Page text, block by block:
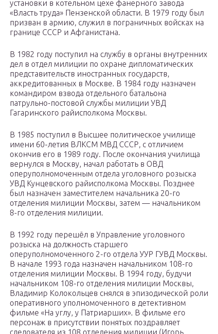
установки в котельном цехе фанерного завода
«Власть труда» Пензенской области. В 1979 году был
призван в армию, служил в пограничных войсках на
границе СССР и Афганистана.
В 1982 году поступил на службу в органы внутренних
дел в отдел милиции по охране дипломатических
представительств иностранных государств,
аккредитованных в Москве. В 1984 году назначен
командиром взвода отдельного батальона
патрульно-постовой службы милиции УВД
Гагаринского райисполкома Москвы.
В 1985 поступил в Высшее политическое училище
имени 60-летия ВЛКСМ МВД СССР, с отличием
окончив его в 1989 году. После окончания училища
вернулся в Москву, начал работать в ОВД
оперуполномоченным отдела уголовного розыска
УВД Кунцевского райисполкома Москвы. Позднее
был назначен заместителем начальника 20-го
отделения милиции Москвы, затем — начальником
8-го отделения милиции.
В 1992 году перешёл в Управление уголовного
розыска на должность старшего
оперуполномоченного 2-го отдела УУР ГУВД Москвы.
В начале 1993 года назначен начальником 108-го
отделения милиции Москвы. В 1994 году, будучи
начальником 108-го отделения милиции Москвы,
Владимир Колокольцев снялся в эпизодической роли
оперативного уполномоченного в детективном
фильме «На углу, у Патриарших». В фильме его
персонаж в присутствии понятых поздравляет
следователя из 108 отделения милиции (Игорь